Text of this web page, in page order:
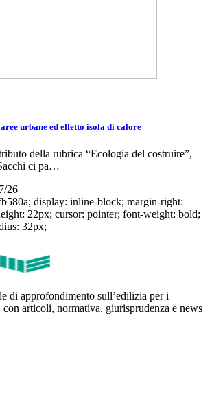
urbane ed effetto isola di calore
della rubrica “Ecologia del costruire”,
ci pa…
26
display: inline-block; margin-right:
22px; cursor: pointer; font-weight: bold;
32px;
di approfondimento sull’edilizia per i
articoli, normativa, giurisprudenza e news